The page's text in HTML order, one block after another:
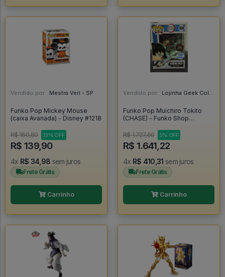
Vendido por: Mestra Veri - SP
Funko Pop Mickey Mouse
(caixa Avariada) - Disney #1218
R$ 160,80 13% OFF
R$ 139,90
4x R$ 34,98 sem juros
Frete Grátis
Carrinho
Vendido por: Lojinha Geek Colecionáveis - DF
Funko Pop Muichiro Tokito
(CHASE) - Funko Shop
#1858 *RARO* - FUNKO POP
#1858
R$ 1.727,60 5% OFF
R$ 1.641,22
4x R$ 410,31 sem juros
Frete Grátis
Carrinho